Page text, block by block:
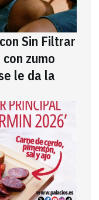
Sin Filtrar
zumo
le da la